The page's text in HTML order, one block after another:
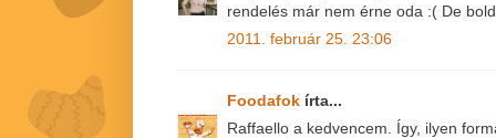
rendelés már nem érne oda :( De
2011. február 25. 23:06
Foodafok írta...
Raffaello a kedvencem. Így, ilyen